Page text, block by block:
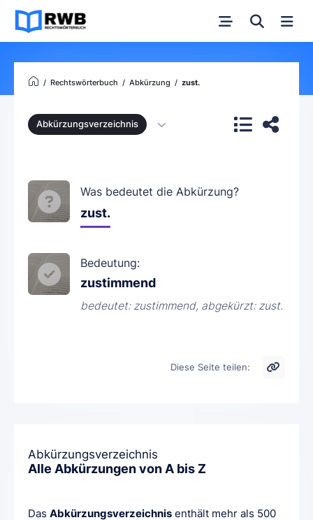
Rechtswörterbuch Abkürzung zust.
Abkürzungsverzeichnis
Was bedeutet die Abkürzung?
zust.
Bedeutung:
zustimmend
bedeutet: zustimmend, abgekürzt: zust.
Diese Seite teilen:
Abkürzungsverzeichnis
Alle Abkürzungen von A bis Z
Das Abkürzungsverzeichnis enthält mehr als 500